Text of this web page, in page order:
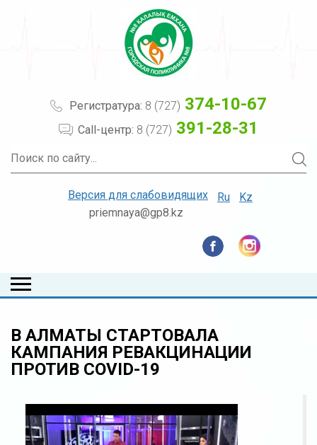
Регистратура: 8 (727) 374-10-67
Call-центр: 8 (727) 391-28-31
Версия для слабовидящих
priemnaya@gp8.kz
Ru Kz
В АЛМАТЫ СТАРТОВАЛА
КАМПАНИЯ РЕВАКЦИНАЦИИ
ПРОТИВ COVID-19